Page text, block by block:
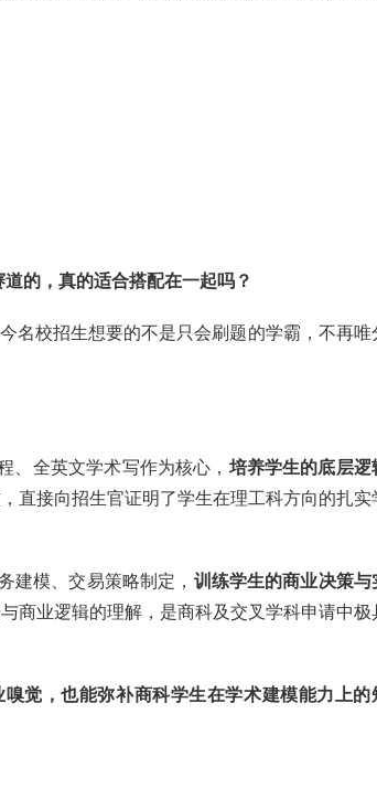
的，真的适合搭配在一起吗？
名校招生想要的不是只会刷题的学霸，不再唯
全英文学术写作为核心， 培养学生的底层逻
直接向招生官证明了学生在理工科方向的扎实
模、交易策略制定， 训练学生的商业决策与
商业逻辑的理解，是商科及交叉学科申请中极
觉，也能弥补商科学生在学术建模能力上的